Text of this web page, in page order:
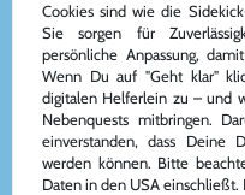
Kontakt&Team
AGB
Widerrufsrecht
Impressum
& Datenschutz
Zahlung und Versand
Vertrag widerrufen
Cookies sind wie die
Sie sorgen für
persönliche Anpassung,
Wenn Du auf "Geht klar"
digitalen Helferlein zu – und
Nebenquests mitbringen.
einverstanden, dass Deine
werden können. Bitte
Daten in den USA einschließt.